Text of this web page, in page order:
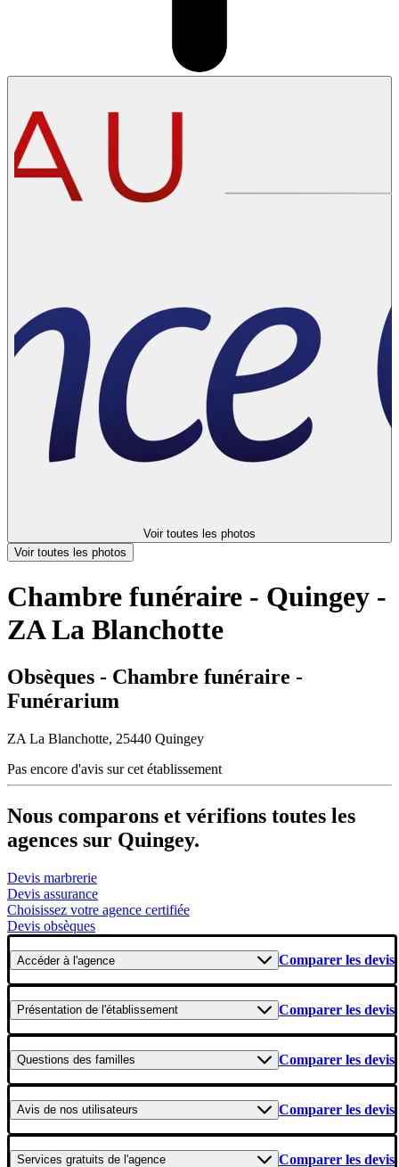
Voir toutes les photos
Voir toutes les photos
Chambre funéraire - Quingey -
ZA La Blanchotte
Obsèques - Chambre funéraire -
Funérarium
ZA La Blanchotte, 25440 Quingey
Pas encore d'avis sur cet établissement
Nous comparons et vérifions toutes les
agences sur Quingey.
Devis marbrerie
Devis assurance
Choisissez votre agence certifiée
Devis obsèques
Accéderà l'agence Comparer les devis
Présentation de l'établissement Comparer les devis
Questions des familles Comparer les devis
Avis de nos utilisateurs Comparer les devis
Services gratuits de l'agence Comparer les devis